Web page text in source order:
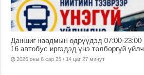
Даншиг наадмын өдрүүдэд 07:00-23:00
16 автобус иргэдэд үнэ төлбөргүй
2026 оны 6 сар 25 / 14 цаг 27 минут